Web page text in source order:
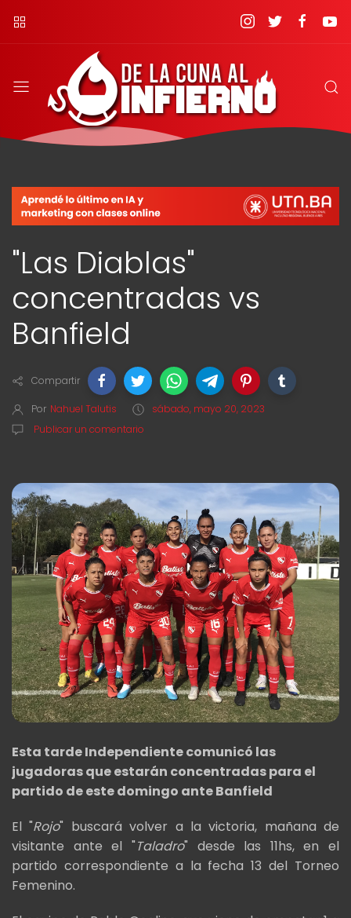
"Las Diablas"
concentradas vs
Banfield
Compartir
Por Nahuel Talutis
sábado, mayo 20, 2023
Publicar un comentario
Esta tarde Independiente comunicó las
jugadoras que estarán concentradas para el
partido de este domingo ante Banfield
El "Rojo" buscará volver a la victoria, mañana de
visitante ante el "Taladro" desde las 11hs, en el
partido correspondiente a la fecha 13 del Torneo
Femenino.